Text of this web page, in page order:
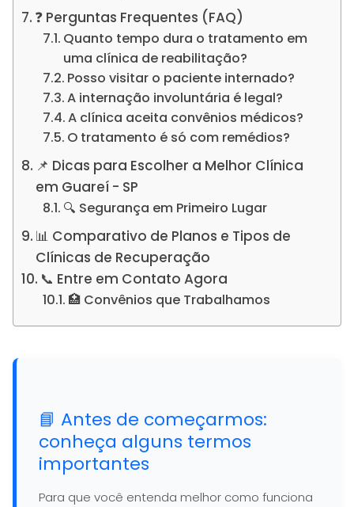
❓ Perguntas Frequentes (FAQ)
Quanto tempo dura o tratamento em
uma clínica de reabilitação?
Posso visitar o paciente internado?
A internação involuntária é legal?
A clínica aceita convênios médicos?
O tratamento é só com remédios?
📌 Dicas para Escolher a Melhor Clínica
em Guareí - SP
🔍 Segurança em Primeiro Lugar
📊 Comparativo de Planos e Tipos de
Clínicas de Recuperação
📞 Entre em Contato Agora
🏥 Convênios que Trabalhamos
📘 Antes de começarmos:
conheça alguns termos
importantes
Para que você entenda melhor como funciona